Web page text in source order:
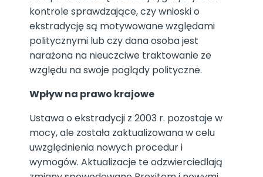
kontrole sprawdzające, czy wnioski o
ekstradycję są motywowane względami
politycznymi lub czy dana osoba jest
narażona na nieuczciwe traktowanie ze
względu na swoje poglądy polityczne.
Wpływ na prawo krajowe
Ustawa o ekstradycji z 2003 r. pozostaje w
mocy, ale została zaktualizowana w celu
uwzględnienia nowych procedur i
wymogów. Aktualizacje te odzwierciedlają